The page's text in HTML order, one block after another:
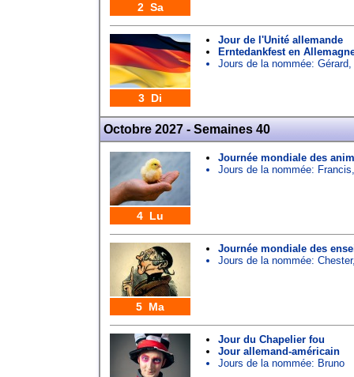
2 Sa
3 Di
Jour de l'Unité allemande
Erntedankfest en
Jours de la nommée: Gérard,
Octobre 2027 - Semaines 40
4 Lu
Journée mondiale des
Jours de la nommée: Francis
5 Ma
Journée mondiale des
Jours de la nommée: Chester
Jour du Chapelier fou
Jour allemand-américain
Jours de la nommée: Bruno